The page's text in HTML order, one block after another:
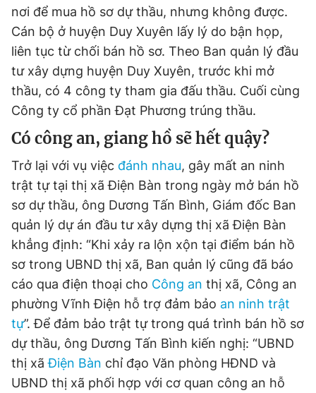
nơi để mua hồ sơ dự thầu, nhưng không được.
Cán bộ ở huyện Duy Xuyên lấy lý do bận họp,
liên tục từ chối bán hồ sơ. Theo Ban quản lý đầu
tư xây dựng huyện Duy Xuyên, trước khi mở
thầu, có 4 công ty tham gia đấu thầu. Cuối cùng
Công ty cổ phần Đạt Phương trúng thầu.
Có công an, giang hồ sẽ hết quậy?
Trở lại với vụ việc đánh nhau, gây mất an ninh
trật tự tại thị xã Điện Bàn trong ngày mở bán hồ
sơ dự thầu, ông Dương Tấn Bình, Giám đốc Ban
quản lý dự án đầu tư xây dựng thị xã Điện Bàn
khẳng định: “Khi xảy ra lộn xộn tại điểm bán hồ
sơ trong UBND thị xã, Ban quản lý cũng đã báo
cáo qua điện thoại cho Công an thị xã, Công an
phường Vĩnh Điện hỗ trợ đảm bảo an ninh trật
tự”. Để đảm bảo trật tự trong quá trình bán hồ sơ
dự thầu, ông Dương Tấn Bình kiến nghị: “UBND
thị xãĐiện Bàn chỉ đạo Văn phòng HĐND và
UBND thị xã phối hợp với cơ quan công an hỗ